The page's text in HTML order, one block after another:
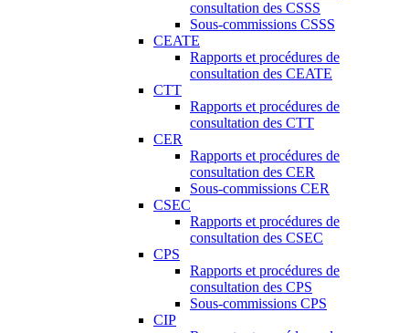
consultation des CSSS
Sous-commissions CSSS
CEATE
Rapports et procédures de
consultation des CEATE
CTT
Rapports et procédures de
consultation des CTT
CER
Rapports et procédures de
consultation des CER
Sous-commissions CER
CSEC
Rapports et procédures de
consultation des CSEC
CPS
Rapports et procédures de
consultation des CPS
Sous-commissions CPS
CIP